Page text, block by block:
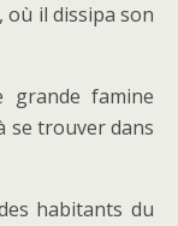
il dissipa son
grande famine
se trouver dans
habitants du